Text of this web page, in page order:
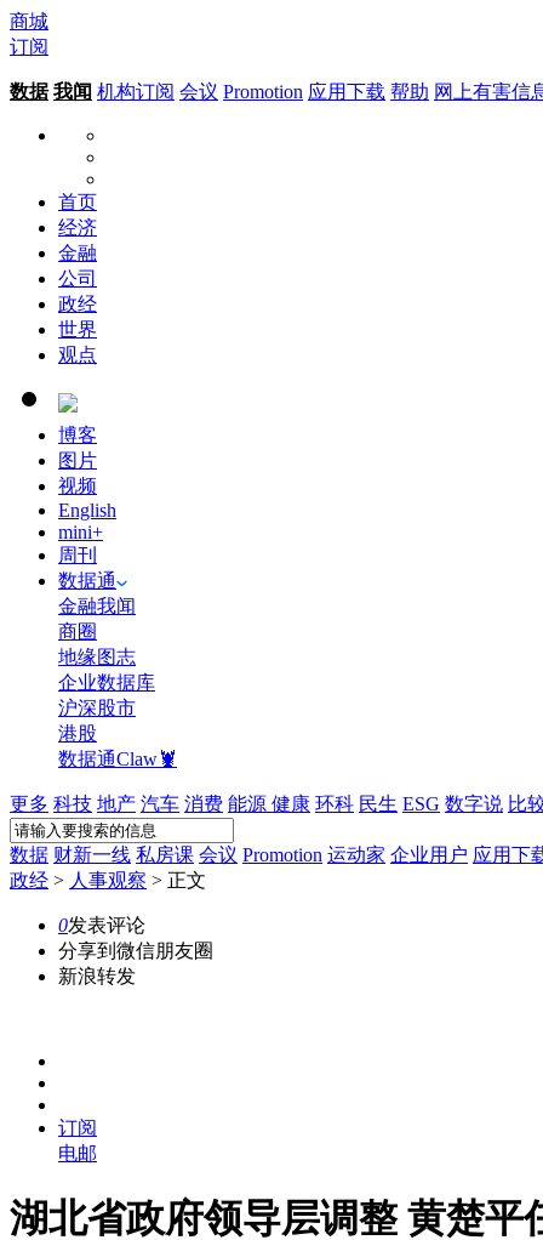
商城
订阅
数据 我闻 机构订阅 会议 Promotion 应用下载 帮助 网上有害信
首页
经济
金融
公司
政经
世界
观点
博客
图片
视频
English
mini+
周刊
数据通
金融我闻
商圈
地缘图志
企业数据库
沪深股市
港股
数据通Claw🦞
更多 科技 地产 汽车 消费 能源 健康 环科 民生 ESG 数字说 比
数据 财新一线 私房课 会议 Promotion 运动家 企业用户 应用下
政经 > 人事观察 > 正文
0发表评论
分享到微信朋友圈
新浪转发
订阅
电邮
湖北省政府领导层调整 黄楚平